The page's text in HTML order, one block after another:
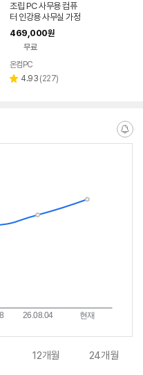
조립 PC 사무용 컴퓨
터 인강용 사무실 가정
용 데스크탑 오피스 엑
셀 캐드 본체 가성비형
469,000원
무료
온컴PC
별 4.93 리
(227)
알
12개월 24개월